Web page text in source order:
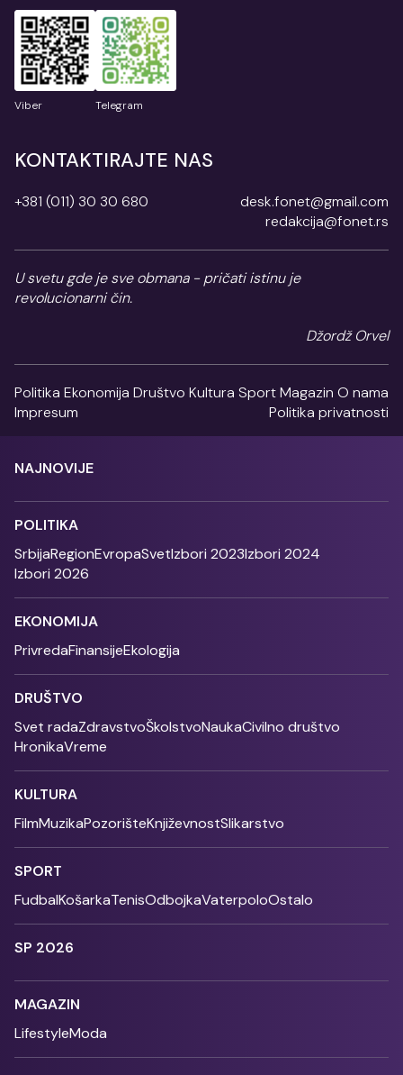
Viber Telegram
KONTAKTIRAJTE NAS
+381 (011) 30 30 680
desk.fonet@gmail.com
redakcija@fonet.rs
U svetu gde je sve obmana - pričati istinu je
revolucionarni čin.
Džordž Orvel
Politika Ekonomija Društvo Kultura SportMagazin O nama
Impresum
Politika privatnosti
NAJNOVIJE
POLITIKA
SrbijaRegionEvropaSvetIzbori 2023Izbori 2024
Izbori 2026
EKONOMIJA
PrivredaFinansijeEkologija
DRUŠTVO
Svet radaZdravstvoŠkolstvoNaukaCivilno društvo
HronikaVreme
KULTURA
FilmMuzikaPozorišteKnjiževnostSlikarstvo
SPORT
FudbalKošarkaTenisOdbojkaVaterpoloOstalo
SP 2026
MAGAZIN
LifestyleModa